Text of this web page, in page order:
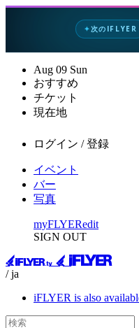
✦次のIFLYER
Aug 09 Sun
おすすめ
チケット
現在地
ログイン / 登録
イベント
バー
写真
myFLYERedit
SIGN OUT
/ ja
iFLYER is also